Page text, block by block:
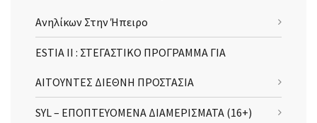
Ανηλίκων Στην Ήπειρο
ESTIA II : ΣΤΕΓΑΣΤΙΚΟ ΠΡΟΓΡΑΜΜΑ ΓΙΑ
ΑΙΤΟΥΝΤΕΣ ΔΙΕΘΝΗ ΠΡΟΣΤΑΣΙΑ
SYL – ΕΠΟΠΤΕΥΟΜΕΝΑ ΔΙΑΜΕΡΙΣΜΑΤΑ (16+)